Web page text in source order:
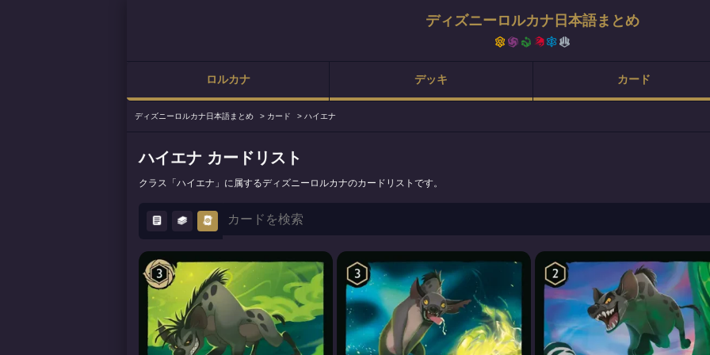
ディズニーロルカナ日本語まとめ
ロルカナ デッキ カード
ディズニーロルカナ日本語まとめ > カード > ハイエナ
ハイエナ カードリスト
クラス「ハイエナ」に属するディズニーロルカナのカードリストです。